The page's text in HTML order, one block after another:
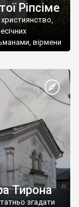
Ріпсіме
вірмени
Тирона
згадати